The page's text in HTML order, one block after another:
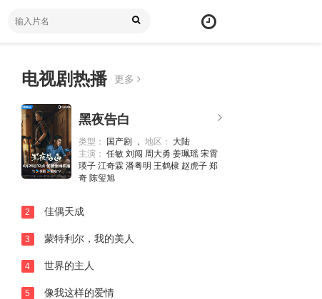
电视剧热播 更多
黑夜告白
类型： 国产剧 ， 地区：
大陆
主演： 任敏 刘闯 周大勇 姜珮瑶 宋霄
瑛子 江奇霖 潘粤明 王鹤棣 赵虎子 郑
奇 陈玺旭
2 佳偶天成
3 蒙特利尔，我的美人
4 世界的主人
5 像我这样的爱情